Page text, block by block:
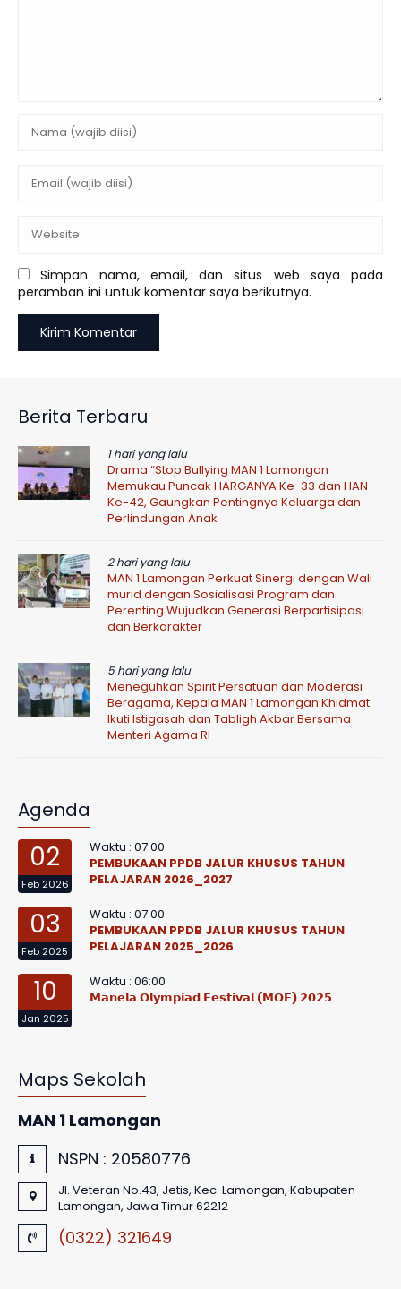
Simpan nama, email, dan situs web saya pada
peramban ini untuk komentar saya berikutnya.
Berita Terbaru
1 hari yang lalu
Drama “Stop Bullying MAN 1 Lamongan
Memukau Puncak HARGANYA Ke-33 dan HAN
Ke-42, Gaungkan Pentingnya Keluarga dan
Perlindungan Anak
2 hari yang lalu
MAN 1 Lamongan Perkuat Sinergi dengan Wali
murid dengan Sosialisasi Program dan
Perenting Wujudkan Generasi Berpartisipasi
dan Berkarakter
5 hari yang lalu
Meneguhkan Spirit Persatuan dan Moderasi
Beragama, Kepala MAN 1 Lamongan Khidmat
Ikuti Istigasah dan Tabligh Akbar Bersama
Menteri Agama RI
Agenda
02
Feb 2026
Waktu : 07:00
PEMBUKAAN PPDB JALUR KHUSUS TAHUN
PELAJARAN 2026_2027
03
Feb 2025
Waktu : 07:00
PEMBUKAAN PPDB JALUR KHUSUS TAHUN
PELAJARAN 2025_2026
10
Jan 2025
Waktu : 06:00
𝗠𝗮𝗻𝗲𝗹𝗮 𝗢𝗹𝘆𝗺𝗽𝗶𝗮𝗱 𝗙𝗲𝘀𝘁𝗶𝘃𝗮𝗹 (𝗠𝗢𝗙) 𝟮𝟬𝟮𝟱
Maps Sekolah
MAN 1 Lamongan
NSPN : 20580776
Jl. Veteran No.43, Jetis, Kec. Lamongan, Kabupaten
Lamongan, Jawa Timur 62212
(0322) 321649